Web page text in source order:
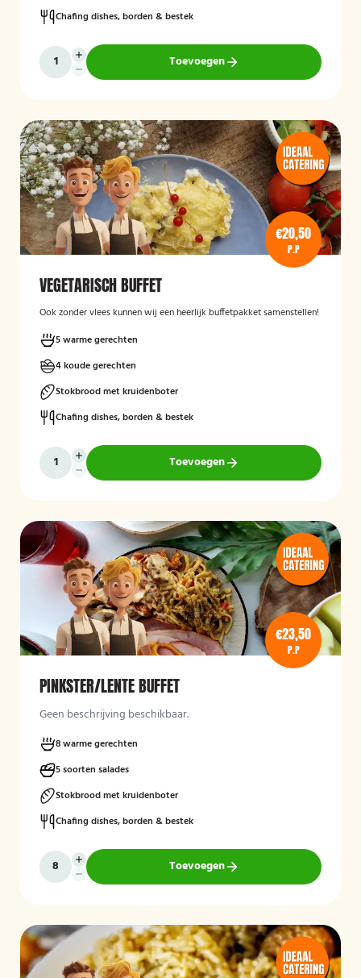
Chafing dishes, borden & bestek
Toevoegen
€20,50
P.P
VEGETARISCH BUFFET
Ook zonder vlees kunnen wij een heerlijk buffetpakket samenstellen!
5 warme gerechten
4 koude gerechten
Stokbrood met kruidenboter
Chafing dishes, borden & bestek
Toevoegen
€23,50
P.P
PINKSTER/LENTE BUFFET
Geen beschrijving beschikbaar.
8 warme gerechten
5 soorten salades
Stokbrood met kruidenboter
Chafing dishes, borden & bestek
Toevoegen